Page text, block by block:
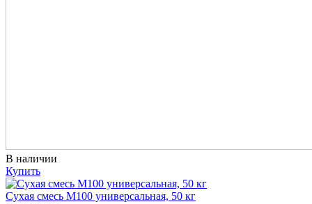
В наличии
Купить
Сухая смесь М100 универсальная, 50 кг